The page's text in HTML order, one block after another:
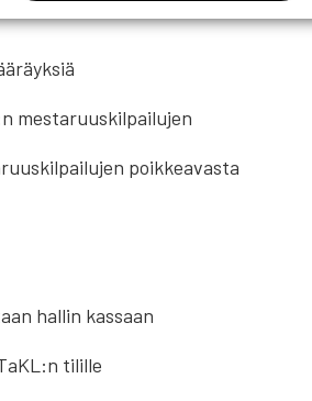
mestaruuskilpailujen
poikkeavasta
hallin kassaan
tilille